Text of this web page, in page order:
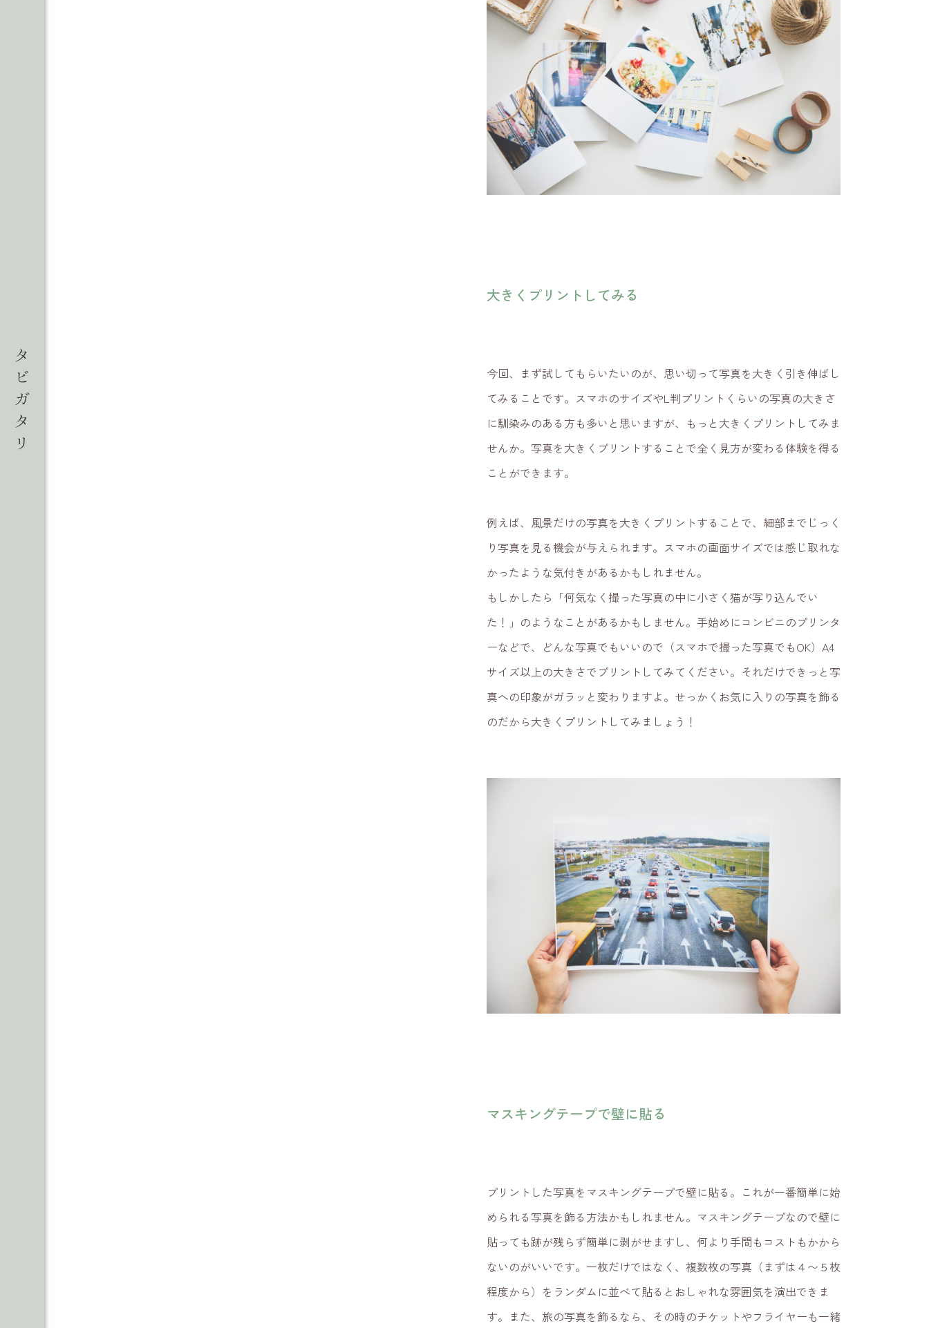
大きくプリントしてみる
今回、まず試してもらいたいのが、思い切って写真を大きく引き伸ばし
てみることです。スマホのサイズやL判プリントくらいの写真の大きさ
に馴染みのある方も多いと思いますが、もっと大きくプリントしてみま
せんか。写真を大きくプリントすることで全く見方が変わる体験を得る
ことができます。
例えば、風景だけの写真を大きくプリントすることで、細部までじっく
り写真を見る機会が与えられます。スマホの画面サイズでは感じ取れな
かったような気付きがあるかもしれません。
もしかしたら「何気なく撮った写真の中に小さく猫が写り込んでい
た！」のようなことがあるかもしません。手始めにコンビニのプリンタ
ーなどで、どんな写真でもいいので（スマホで撮った写真でもOK）A4
サイズ以上の大きさでプリントしてみてください。それだけできっと写
真への印象がガラッと変わりますよ。せっかくお気に入りの写真を飾る
のだから大きくプリントしてみましょう！
マスキングテープで壁に貼る
プリントした写真をマスキングテープで壁に貼る。これが一番簡単に始
められる写真を飾る方法かもしれません。マスキングテープなので壁に
貼っても跡が残らず簡単に剥がせますし、何より手間もコストもかから
ないのがいいです。一枚だけではなく、複数枚の写真（まずは４〜５枚
程度から）をランダムに並べて貼るとおしゃれな雰囲気を演出できま
す。また、旅の写真を飾るなら、その時のチケットやフライヤーも一緒